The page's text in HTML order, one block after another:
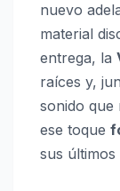
nuevo
material
entrega, la
raíces y,
sonido que
ese toque
sus